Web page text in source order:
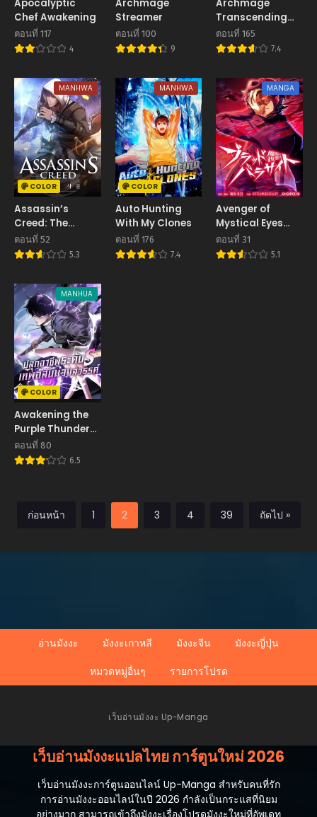
Apocalyptic
Chef Awakening
ตอนที่ 117
4
Archmage
Streamer
ตอนที่ 100
9
Archmage
Transcending
Through
Regression
ตอนที่ 165
7.4
MANHWA
COLOR
Assassin’s
Creed: The
Forgotten
Temple
ตอนที่ 52
5.3
MANHWA
COLOR
Auto Hunting
With My Clones
ตอนที่ 176
7.4
MANGA
Avenger of
Mystical Eyes
Blood Parasite
ตอนที่ 31
5.1
MANHUA
COLOR
Awakening the
Purple Thunder
at the Beginning
ปลุกอาชีพระดับ S
ตอนที่ 80
6.5
ก่อนหน้า 1 2 3 4 39 ถัดไป »
อ่านมังงะ มังงะเกาหลี มังงะจีน
มังงะญี่ปุ่น
หมวดหมู่อื่นๆ
รายการโปรด
เว็บอ่านมังงะ Up-Manga
เว็บอ่านมังงะแปลไทย การ์ตูนใหม่ 2026
เว็บอ่านมังงะการ์ตูนออนไลน์ Up-Manga สำหรับคนที่รัก
การอ่านมังงะออนไลน์ในปี 2026 กำลังเป็นกระแสที่นิยม